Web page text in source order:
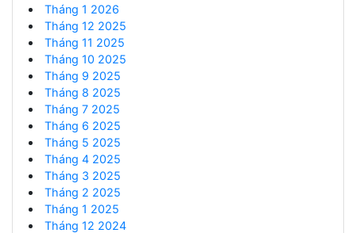
Tháng 1 2026
Tháng 12 2025
Tháng 11 2025
Tháng 10 2025
Tháng 9 2025
Tháng 8 2025
Tháng 7 2025
Tháng 6 2025
Tháng 5 2025
Tháng 4 2025
Tháng 3 2025
Tháng 2 2025
Tháng 1 2025
Tháng 12 2024